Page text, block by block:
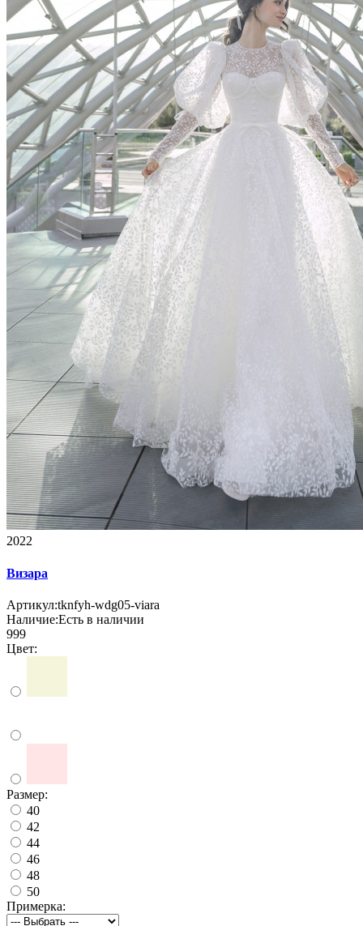
2022
Визара
Артикул:tknfyh-wdg05-viara
Наличие:Есть в наличии
999
Цвет:
Размер:
40
42
44
46
48
50
Примерка: